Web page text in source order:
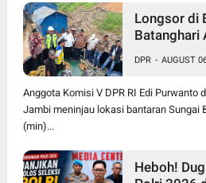
Longsor di
Batanghari
Purwanto
DPR - AUGUST
Anggota Komisi V DPR RI Edi Purwanto
Jambi meninjau lokasi bantaran Sungai
(min)...
Heboh!